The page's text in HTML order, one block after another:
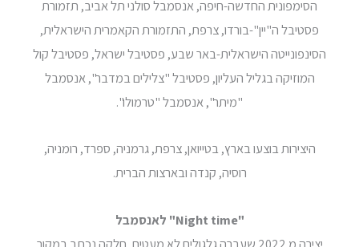
הסימפונית החדשה-חיפה, אנסמבל סולני תל אביב, תזמורת
פסטיבל ה"יין"-בורדו, צרפת, התזמורת הקאמרית הישראלית,
הסינפונייטה הישראלית-באר שבע, פסטיבל ישראל, פסטיבל קול
המוזיקה בגליל העליון, פסטיבל "צלילים במדבר", אנסמבל
"מיתר", אנסמבל "טרמולו".
היצירות בוצעו בארץ, בטייואן, צרפת, גרמניה, ספרד, רומניה,
רוסיה, קנדה ובארצות הברית.
"
Night time" לאנסמבל